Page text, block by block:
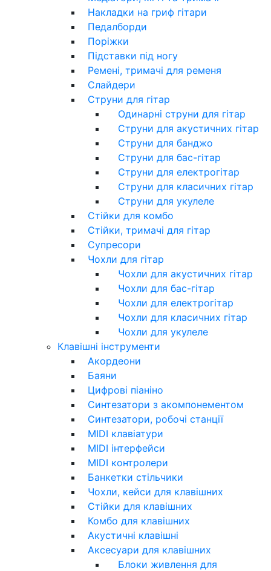
Накладки на гриф гітари
Педалборди
Поріжки
Підставки під ногу
Ремені, тримачі для ременя
Слайдери
Струни для гітар
Одинарні струни для гітар
Струни для акустичних гітар
Струни для банджо
Струни для бас-гітар
Струни для електрогітар
Струни для класичних гітар
Струни для укулеле
Стійки для комбо
Стійки, тримачі для гітар
Супресори
Чохли для гітар
Чохли для акустичних гітар
Чохли для бас-гітар
Чохли для електрогітар
Чохли для класичних гітар
Чохли для укулеле
Клавішні інструменти
Акордеони
Баяни
Цифрові піаніно
Синтезатори з акомпонементом
Синтезатори, робочі станції
MIDI клавіатури
MIDI інтерфейси
MIDI контролери
Банкетки стільчики
Чохли, кейси для клавішних
Стійки для клавішних
Комбо для клавішних
Акустичні клавішні
Аксесуари для клавішних
Блоки живлення для